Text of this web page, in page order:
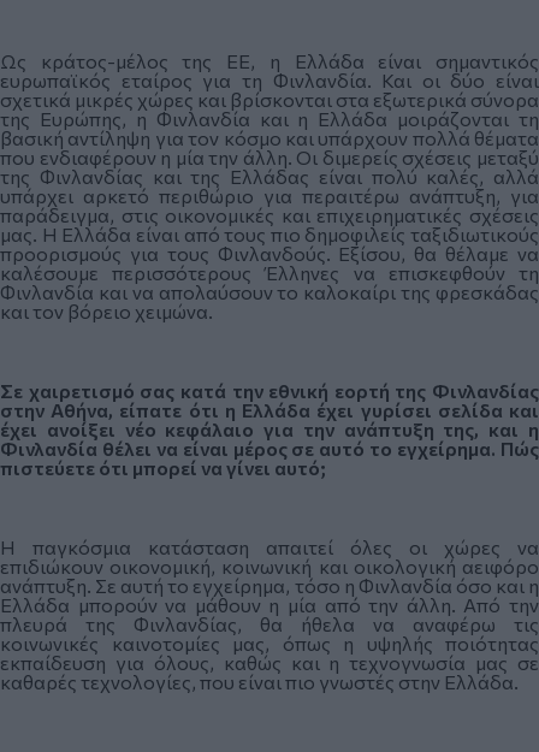
Ως κράτος-μέλος της ΕΕ, η Ελλάδα είναι σημαντικός
ευρωπαϊκός εταίρος για τη Φινλανδία. Και οι δύο είναι
σχετικά μικρές χώρες και βρίσκονται στα εξωτερικά σύνορα
της Ευρώπης, η Φινλανδία και η Ελλάδα μοιράζονται τη
βασική αντίληψη για τον κόσμο και υπάρχουν πολλά θέματα
που ενδιαφέρουν η μία την άλλη. Οι διμερείς σχέσεις μεταξύ
της Φινλανδίας και της Ελλάδας είναι πολύ καλές, αλλά
υπάρχει αρκετό περιθώριο για περαιτέρω ανάπτυξη, για
παράδειγμα, στις οικονομικές και επιχειρηματικές σχέσεις
μας. Η Ελλάδα είναι από τους πιο δημοφιλείς ταξιδιωτικούς
προορισμούς για τους Φινλανδούς. Εξίσου, θα θέλαμε να
καλέσουμε περισσότερους Έλληνες να επισκεφθούν τη
Φινλανδία και να απολαύσουν το καλοκαίρι της φρεσκάδας
και τον βόρειο χειμώνα.
Σε χαιρετισμό σας κατά την εθνική εορτή της Φινλανδίας
στην Αθήνα, είπατε ότι η Ελλάδα έχει γυρίσει σελίδα και
έχει ανοίξει νέο κεφάλαιο για την ανάπτυξη της, και η
Φινλανδία θέλει να είναι μέρος σε αυτό το εγχείρημα. Πώς
πιστεύετε ότι μπορεί να γίνει αυτό;
Η παγκόσμια κατάσταση απαιτεί όλες οι χώρες να
επιδιώκουν οικονομική, κοινωνική και οικολογική αειφόρο
ανάπτυξη. Σε αυτή το εγχείρημα, τόσο η Φινλανδία όσο και η
Ελλάδα μπορούν να μάθουν η μία από την άλλη. Από την
πλευρά της Φινλανδίας, θα ήθελα να αναφέρω τις
κοινωνικές καινοτομίες μας, όπως η υψηλής ποιότητας
εκπαίδευση για όλους, καθώς και η τεχνογνωσία μας σε
καθαρές τεχνολογίες, που είναι πιο γνωστές στην Ελλάδα.